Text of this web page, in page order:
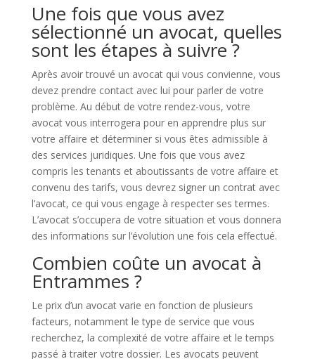
Une fois que vous avez
sélectionné un avocat, quelles
sont les étapes à suivre ?
Après avoir trouvé un avocat qui vous convienne, vous
devez prendre contact avec lui pour parler de votre
problème. Au début de votre rendez-vous, votre
avocat vous interrogera pour en apprendre plus sur
votre affaire et déterminer si vous êtes admissible à
des services juridiques. Une fois que vous avez
compris les tenants et aboutissants de votre affaire et
convenu des tarifs, vous devrez signer un contrat avec
l’avocat, ce qui vous engage à respecter ses termes.
L’avocat s’occupera de votre situation et vous donnera
des informations sur l’évolution une fois cela effectué.
Combien coûte un avocat à
Entrammes ?
Le prix d’un avocat varie en fonction de plusieurs
facteurs, notamment le type de service que vous
recherchez, la complexité de votre affaire et le temps
passé à traiter votre dossier. Les avocats peuvent